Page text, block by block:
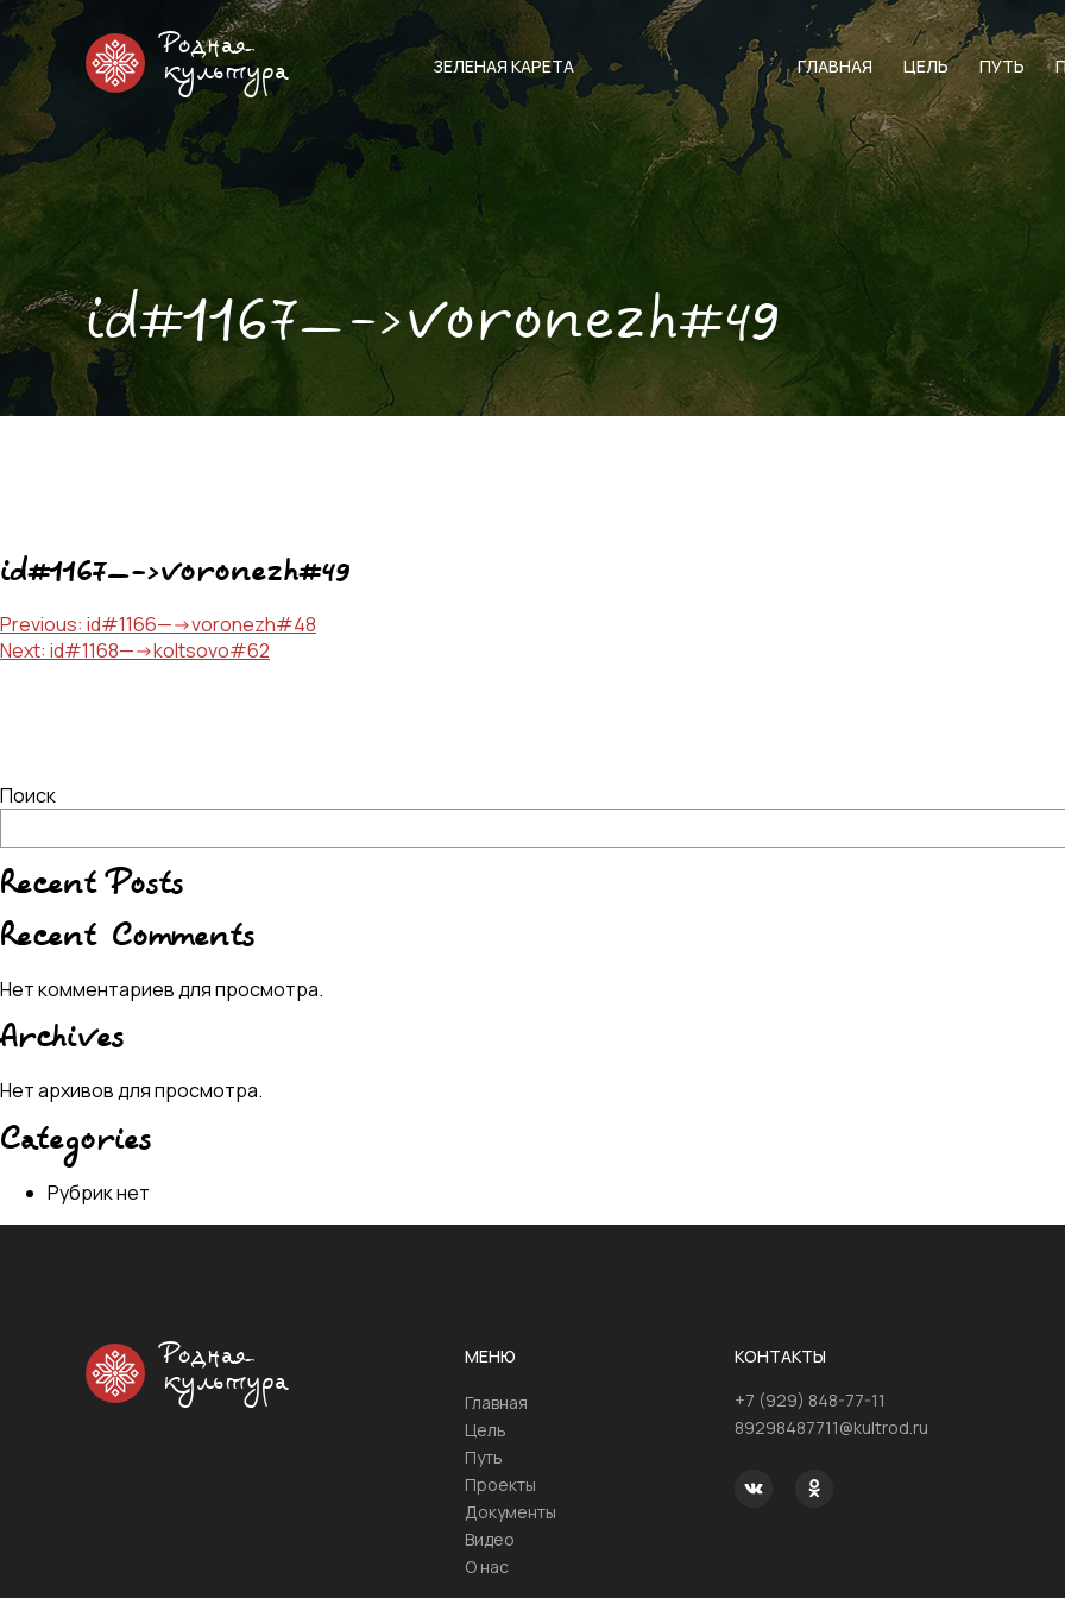
Родная
культура
ЗЕЛЕНАЯ КАРЕТА ГЛАВНАЯ ЦЕЛЬ ПУТЬ
id#1167—->voronezh#49
id#1167—->voronezh#49
Навигация
по
Previous: id#1166—->voronezh#48
Next: id#1168—->koltsovo#62
Поиск
Recent Posts
Recent Comments
Нет комментариев для просмотра.
Archives
Нет архивов для просмотра.
Categories
Рубрик нет
Родная
культура
МЕНЮ
Главная
Цель
Путь
Проекты
Документы
Видео
О нас
КОНТАКТЫ
+7 (929) 848-77-11
89298487711@kultrod.ru